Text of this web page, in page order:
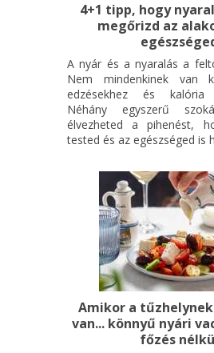
4+1 tipp, hogy
megőrizd az
A nyár és a nyaralás a
Nem mindenkinek van
edzésekhez és kalória
Néhány egyszerű
élvezheted a pihenést,
tested és az egészséged is
Amikor a
van... könnyű nyári
főzés